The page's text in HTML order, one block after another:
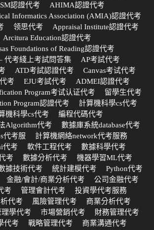
認證代考
AHIMA認證代考
Informatics Association (AMIA)認證代考
领思代考
Appraisal Institute認證代考
Arcitura Education認證代考
Foundations of Reading認證代考
代考綫上考試問答集
AP考試代考
ATD考試認證代考
Canvas考试代考
考
EJU考試代考
ADMEI認證代考
Program考试认证代考
留學生代考
Program認證代考
計算機科學cs代考
機科學cs代考
編程代碼代考
Algorithm代考
數據庫系統database代考
代考服
計算機網絡network代考服務
代考
軟件工程代考
數據科學代考
考
數據分析代考
機器學習ML代考
據技術代考 統計建模代考
Python代考
金融/會計/商業分析代考
公司金融代考
考
管理會計代考
投資學代考服務
代考
風險管理代考
商業分析代考
理學代考 市場營銷代考
財務管理代考
代考
戰略管理代考
商業溝通代考